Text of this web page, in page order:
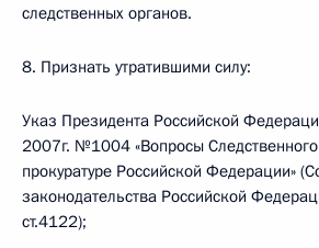
следственных органов.
8. Признать утратившими силу:
Указ Президента Российской
2007г. №1004 «Вопросы
прокуратуре Российской Федерации»
законодательства Российской
ст.4122);